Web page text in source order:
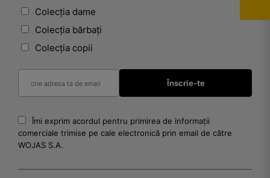
Colecția dame
Colecția bărbați
Colecția copii
Îmi exprim acordul pentru primirea de informații
comerciale trimise pe cale electronică prin email de către
WOJAS S.A.